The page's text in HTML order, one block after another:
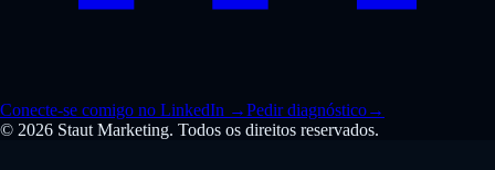
Conecte-se comigo no LinkedIn →Pedir diagnóstico→
© 2026 Staut Marketing. Todos os direitos reservados.